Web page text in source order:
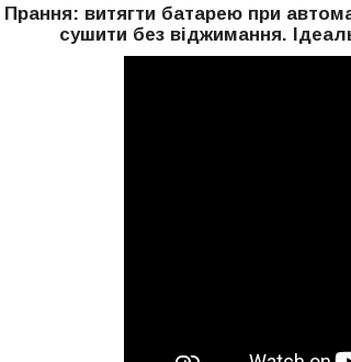
Прання: витягти батарею при
сушити без віджимання.